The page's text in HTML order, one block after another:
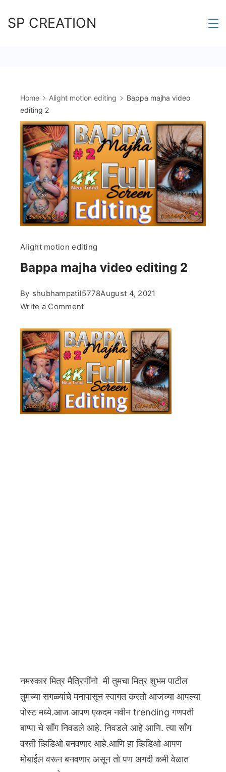
toSP CREATION
Home Alight motion editing
Bappa majha video
editing 2
Alight motion editing
Bappa majha video editing 2
By shubhampatil5778August 4, 2021
Write a Commenton
majha
video
editing
2
नमस्कार मित्र मैत्रिणींनो मी तुमचा मित्र शुभम पाटील
तुमच्या सगळ्यांचे मनापासून स्वागत करतो आजच्या आपल्या
पोस्ट मध्ये.आज आपण एकदम नवीन trending गणपती
बाप्पा चे साँग निवडले आहे. निवडले आहे आणि. त्या साँग
वरती व्हिडिओ बनवणार आहे.आणि हा व्हिडिओ आपण
मोबाईल वरून बनवणार असून तो पण अगदी कमी वेळात